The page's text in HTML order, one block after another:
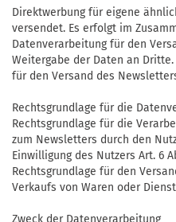
Direktwerbung für eigene
versendet. Es erfolgt im
Datenverarbeitung für den
Weitergabe der Daten an
für den Versand des
Rechtsgrundlage für die
Rechtsgrundlage für die
zum Newsletters durch den
Einwilligung des Nutzers Art. 6
Rechtsgrundlage für den
Verkaufs von Waren oder
Zweck der Datenverarbeitung